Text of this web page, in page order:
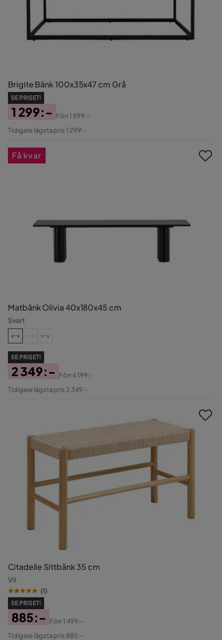
Brigite Bänk 100x35x47 cm Grå
SE PRISET!
Pris
1 299:-
Original
Förr1 899:-
Tidigare lägsta pris 1 299:-
Matbänk Olivia 40x180x45 cm
Svart
SE PRISET!
Pris
2 349:-
Original
Förr4 199:-
Tidigare lägsta pris 2 349:-
Få kvar
Citadelle Sittbänk 35 cm
Vit
(1)
SE PRISET!
Pris
885:-
Original
Förr1 499:-
Tidigare lägsta pris 885:-